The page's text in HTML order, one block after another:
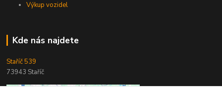
Výkup vozidel
Kde nás najdete
Staříč 539
73943 Staříč